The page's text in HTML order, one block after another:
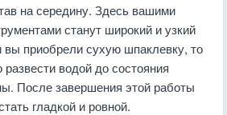
на середину. Здесь вашими
станут широкий и узкий
приобрели сухую шпаклевку, то
водой до состояния
После завершения этой работы
гладкой и ровной.